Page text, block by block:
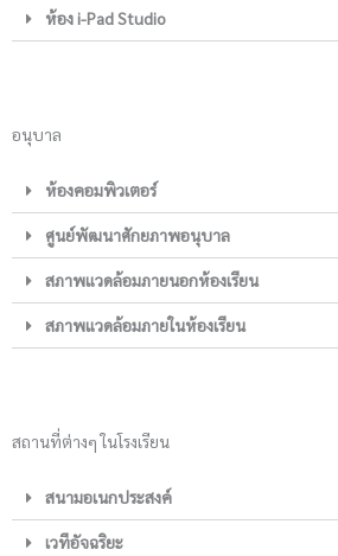
ห้อง i-Pad Studio
อนุบาล
ห้องคอมพิวเตอร์
ศูนย์พัฒนาศักยภาพอนุบาล
สภาพแวดล้อมภายนอกห้องเรียน
สภาพแวดล้อมภายในห้องเรียน
สถานที่ต่างๆ ในโรงเรียน
สนามอเนกประสงค์
เวทีอัจฉริยะ